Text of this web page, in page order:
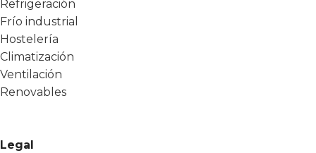
Refrigeración
Frío industrial
Hostelería
Climatización
Ventilación
Renovables
Legal